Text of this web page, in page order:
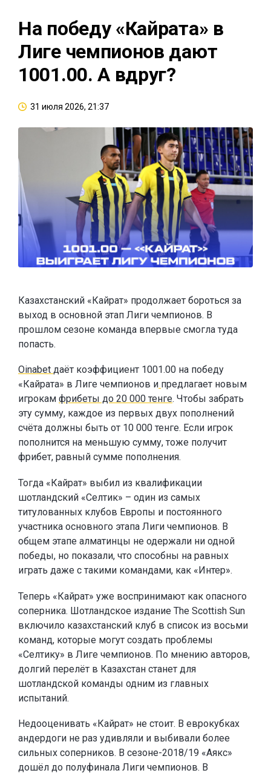
На победу «Кайрата» в
Лиге чемпионов дают
1001.00. А вдруг?
31 июля 2026, 21:37
Казахстанский «Кайрат» продолжает бороться за
выход в основной этап Лиги чемпионов. В
прошлом сезоне команда впервые смогла туда
попасть.
Oinabet даёт коэффициент 1001.00 на победу
«Кайрата» в Лиге чемпионов и предлагает новым
игрокам фрибеты до 20 000 тенге. Чтобы забрать
эту сумму, каждое из первых двух пополнений
счёта должны быть от 10 000 тенге. Если игрок
пополнится на меньшую сумму, тоже получит
фрибет, равный сумме пополнения.
Тогда «Кайрат» выбил из квалификации
шотландский «Селтик» – один из самых
титулованных клубов Европы и постоянного
участника основного этапа Лиги чемпионов. В
общем этапе алматинцы не одержали ни одной
победы, но показали, что способны на равных
играть даже с такими командами, как «Интер».
Теперь «Кайрат» уже воспринимают как опасного
соперника. Шотландское издание The Scottish Sun
включило казахстанский клуб в список из восьми
команд, которые могут создать проблемы
«Селтику» в Лиге чемпионов. По мнению авторов,
долгий перелёт в Казахстан станет для
шотландской команды одним из главных
испытаний.
Недооценивать «Кайрат» не стоит. В еврокубках
андердоги не раз удивляли и выбивали более
сильных соперников. В сезоне-2018/19 «Аякс»
дошёл до полуфинала Лиги чемпионов. В